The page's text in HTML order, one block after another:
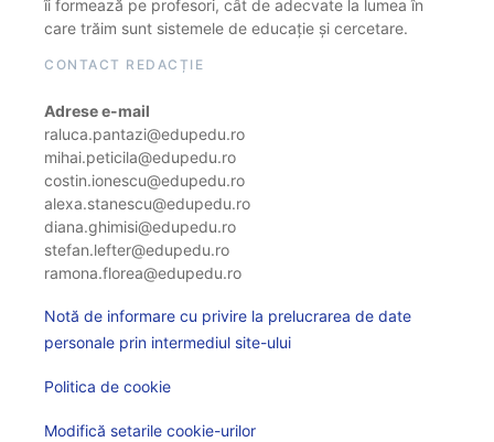
îi formează pe profesori, cât de adecvate la lumea în
care trăim sunt sistemele de educație și cercetare.
CONTACT REDACȚIE
Adrese e-mail
raluca.pantazi@edupedu.ro
mihai.peticila@edupedu.ro
costin.ionescu@edupedu.ro
alexa.stanescu@edupedu.ro
diana.ghimisi@edupedu.ro
stefan.lefter@edupedu.ro
ramona.florea@edupedu.ro
Notă de informare cu privire la prelucrarea de date
personale prin intermediul site-ului
Politica de cookie
Modifică setarile cookie-urilor